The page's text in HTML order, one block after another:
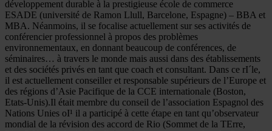
développement durable à la prestigieuse école de commerce
ESADE (université de Ramon Llull, Barcelone, Espagne) – BBA et
MBA. Néanmoins, il se focalise actuellement sur ses activités de
conférencier professionnel à propos des problèmes
environnementaux, en donnant beaucoup de conférences, de
séminaires… à travers le monde mais aussi dans des établissements
et des sociétés privés en tant que coach et consultant. Dans ce rI´le,
il est actuellement conseiller et responsable supérieurs de l’Europe et
des régions d’Asie Pacifique de la CCE internationale (Boston,
Etats-Unis).Il était membre du conseil de l’association Espagnol des
Nations Unies oI¹ il a participé à cette étape en tant qu’observateur
mondial de la révision des accord de Rio (Sommet de la TErre,